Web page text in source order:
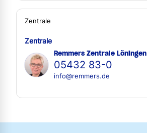
Zentrale
Zentrale
Remmers Zentrale Löningen
05432 83-0
info@remmers.de